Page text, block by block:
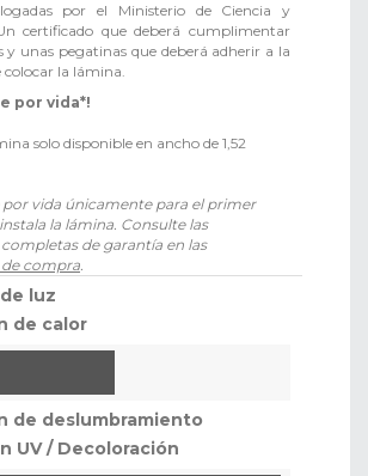
por el Ministerio de Ciencia y
certificado que deberá cumplimentar
y unas pegatinas que deberá adherir a la
colocar la lámina.
por vida*!
solo disponible en ancho de 1,52
por vida únicamente para el primer
la lámina. Consulte las
de garantía en las
compra.
luz
de calor
de deslumbramiento
UV / Decoloración